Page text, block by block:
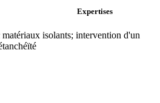
Expertises
matériaux isolants; intervention d'un